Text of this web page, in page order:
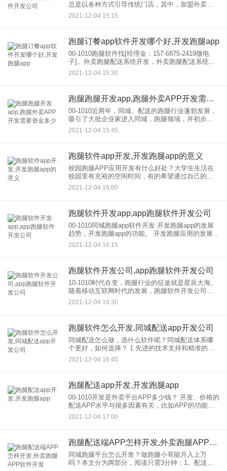
总是以各种方式引导传统门店，其中，加盟外卖平
台是大多数餐饮商家的选择。餐饮门店越来越离不
开外卖APP，消费者更离不开外卖在外卖用APP订
2021-12-04 15:15
跑腿订餐app软件开发哪个好,开发跑腿app
00-1010跑腿软件找[经理金：157-6875-2419微电
子]。外卖跑腿配送系统开发，外卖跑腿配送系统小
程序开发，外卖跑腿配送系统平台建设，外卖跑腿
配送system开发mode，外卖跑腿配送sy
2021-12-04 15:30
跑腿跑腿开发app,跑腿外卖APP开发需要资金多少
00-1010近两年，同城、配送的跑腿行业蓬勃发展，
吸引了大批企业家进入同城，跑腿领域，并初步关
注同城跑腿的发展，随着跑腿服务的发展，很多企
业家庭挖掘出各种优势和潜力。自2021年新零售提
2021-12-04 15:45
跑腿软件app开发,开发跑腿app的意义
校园跑腿APP应用开发有什么好处？大学生生活在
校园里有充裕的空闲时间，有的希望通过自己的努
力赚取生活费来缓解家庭压力，有的希望体验社会
生活的艰辛等等。基于校园用户市场的需求，校园
2021-12-04 16:00
跑腿软件开发app,app跑腿软件开发公司
00-1010同城跑腿app软件开发 开发跑腿app的发展
趋势，开发跑腿app的功能。 开发跑腿应用的发展趋
势及开发跑腿应用的功能1。位置服务功能：用户可
以打开位置，方便平台根据位置快速
2021-12-04 16:15
跑腿软件开发公司,app跑腿软件开发公司
10-1010时代在变，跑腿行业的征途就是星辰大海。
随着移动互联网时代的发展，跑腿软件开发公司，
的技术也在不断创新，这带来了跑腿业务在公共生
活中重要性的变化。智能跑腿软件、智能跑腿
2021-12-04 16:30
跑腿软件怎么开发,同城配送app开发公司
同城配送怎么做，选什么软件呢？同城配送体系哪
个更好，如何选择？ 1.先进的技术支持和精准的定
位。 LBS长连接技术是目前国内同城配送软件中精
准的定位技术，能够精准帮助工作人员快速精准获
2021-12-04 16:45
跑腿配送app开发,开发跑腿app
00-1010开发是外卖平台APP多少钱？ 开发、价格的
配送APP水平与很多因素有关，比如APP的功能需
求、界面设计、质量要求、版本开发开发是外卖，
配送APP的价格，不是一两句话就能确定的。只有
2021-12-04 17:00
跑腿配送端APP怎样开发,外卖跑腿APP软件开发
同城跑腿平台怎么开发？做跑腿小哥能月入上万
吗？本文分为两部分，阅读只需3分钟：1。配送在